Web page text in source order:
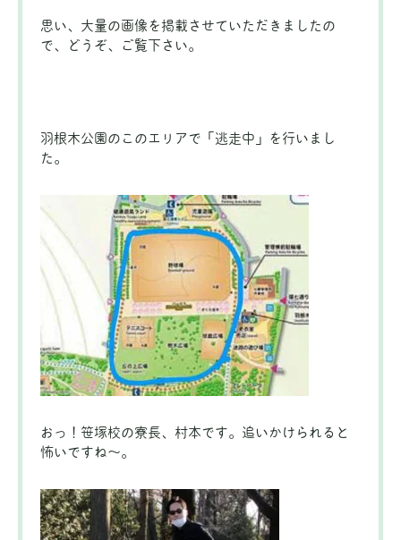
思い、大量の画像を掲載させていただきましたの
で、どうぞ、ご覧下さい。
羽根木公園のこのエリアで「逃走中」を行いまし
た。
おっ！笹塚校の寮長、村本です。追いかけられると
怖いですね～。